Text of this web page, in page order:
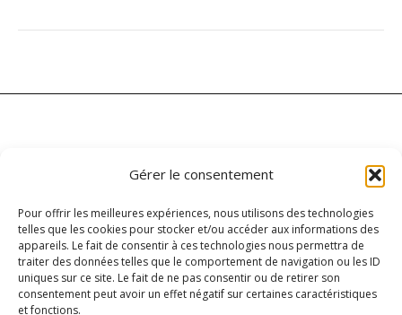
Gérer le consentement
Pour offrir les meilleures expériences, nous utilisons des technologies
telles que les cookies pour stocker et/ou accéder aux informations des
appareils. Le fait de consentir à ces technologies nous permettra de
traiter des données telles que le comportement de navigation ou les ID
uniques sur ce site. Le fait de ne pas consentir ou de retirer son
consentement peut avoir un effet négatif sur certaines caractéristiques
et fonctions.
Carrefour addictionS
45 rue Agasse
1208 Genève